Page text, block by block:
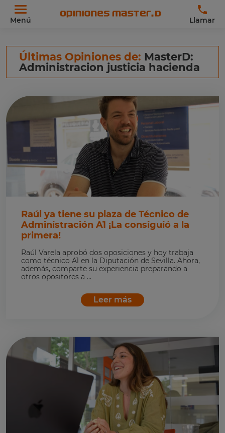
Menú Llamar
Últimas Opiniones de: MasterD:
Administracion justicia hacienda
Raúl ya tiene su plaza de Técnico de
Administración A1 ¡La consiguió a la
primera!
Raúl Varela aprobó dos oposiciones y hoy trabaja
como técnico A1 en la Diputación de Sevilla. Ahora,
además, comparte su experiencia preparando a
otros opositores a ...
Leer más